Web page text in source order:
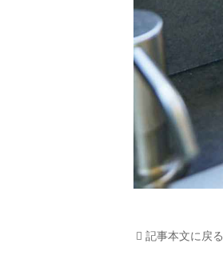
記事本文に戻る